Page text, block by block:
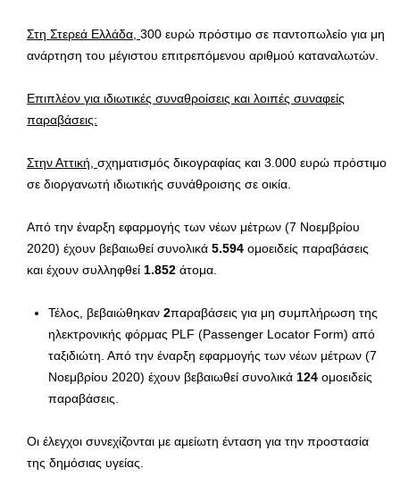
Στη Στερεά Ελλάδα, 300 ευρώ πρόστιμο σε παντοπωλείο για μη
ανάρτηση του μέγιστου επιτρεπόμενου αριθμού καταναλωτών.
Επιπλέον για ιδιωτικές συναθροίσεις και λοιπές συναφείς
παραβάσεις:
Στην Αττική, σχηματισμός δικογραφίας και 3.000 ευρώ πρόστιμο
σε διοργανωτή ιδιωτικής συνάθροισης σε οικία.
Από την έναρξη εφαρμογής των νέων μέτρων (7 Νοεμβρίου
2020) έχουν βεβαιωθεί συνολικά 5.594 ομοειδείς παραβάσεις
και έχουν συλληφθεί 1.852 άτομα.
Τέλος, βεβαιώθηκαν 2παραβάσεις για μη συμπλήρωση της
ηλεκτρονικής φόρμας PLF (Passenger Locator Form) από
ταξιδιώτη. Από την έναρξη εφαρμογής των νέων μέτρων (7
Νοεμβρίου 2020) έχουν βεβαιωθεί συνολικά 124 ομοειδείς
παραβάσεις.
Οι έλεγχοι συνεχίζονται με αμείωτη ένταση για την προστασία
της δημόσιας υγείας.